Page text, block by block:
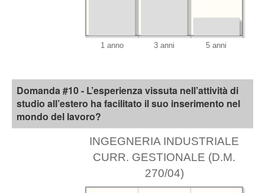
Domanda #10 - L’esperienza vissuta nell’attività di
studio all’estero ha facilitato il suo inserimento nel
mondo del lavoro?
INGEGNERIA INDUSTRIALE
CURR. GESTIONALE (D.M.
270/04)